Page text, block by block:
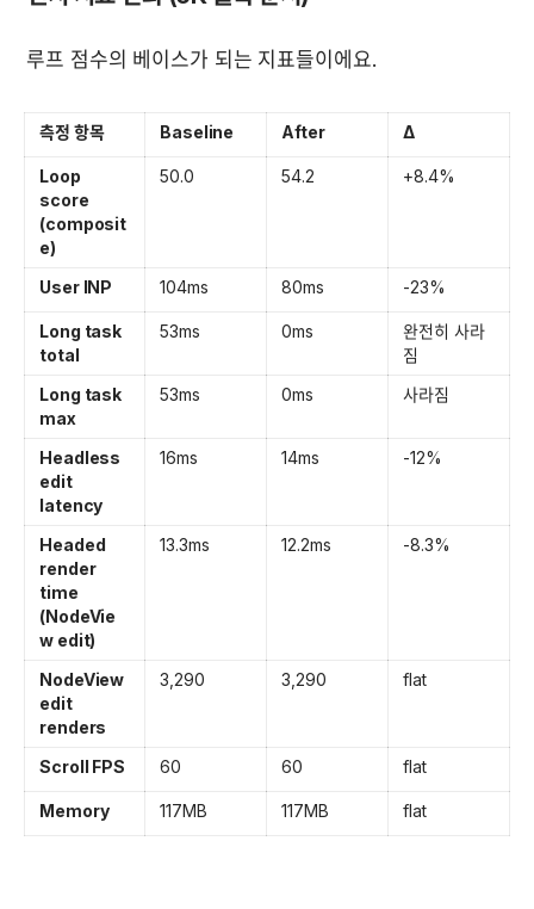
루프 점수의 베이스가 되는 지표들이에요.
측정 항목 Baseline After Δ
Loop
score
(composit
e)
50.0 54.2 +8.4%
User INP 104ms 80ms -23%
Long task
total
53ms 0ms
완전히 사라
짐
Long task
max
53ms 0ms 사라짐
Headless
edit
latency
16ms 14ms -12%
Headed
render
time
(NodeVie
w edit)
13.3ms 12.2ms -8.3%
NodeView
edit
renders
3,290 3,290 flat
Scroll FPS 60 60 flat
Memory 117MB 117MB flat